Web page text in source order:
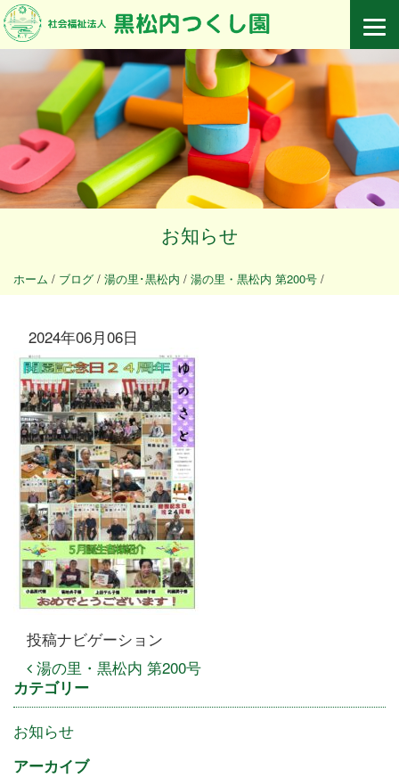
お知らせ
ホーム / ブログ / 湯の里･黒松内 / 湯の里・黒松内 第200号 /
2024年06月06日
投稿ナビゲーション
湯の里・黒松内 第200号
カテゴリー
お知らせ
アーカイブ